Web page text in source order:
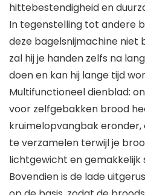
hittebestendigheid en
In tegenstelling tot andere
deze bagelsnijmachine niet
zal hij je handen zelfs na
doen en kan hij lange tijd
Multifunctioneel dienblad:
voor zelfgebakken brood
kruimelopvangbak
te verzamelen terwijl je
lichtgewicht en gemakkelijk
Bovendien is de lade